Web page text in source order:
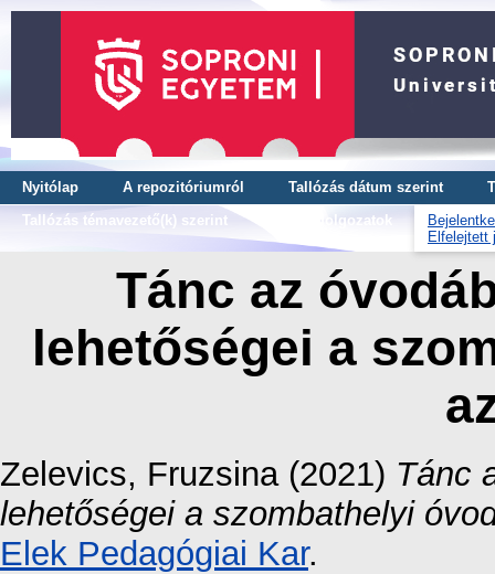
Nyitólap A repozitóriumról Tallózás dátum szerint
Tallózás témavezető(k) szerint
OTDK dolgozatok
Elfelejtett
Tánc az
lehetőségei a
Zelevics, Fruzsina(2021) Tánc
lehetőségei a szombathelyi
Elek Pedagógiai Kar.